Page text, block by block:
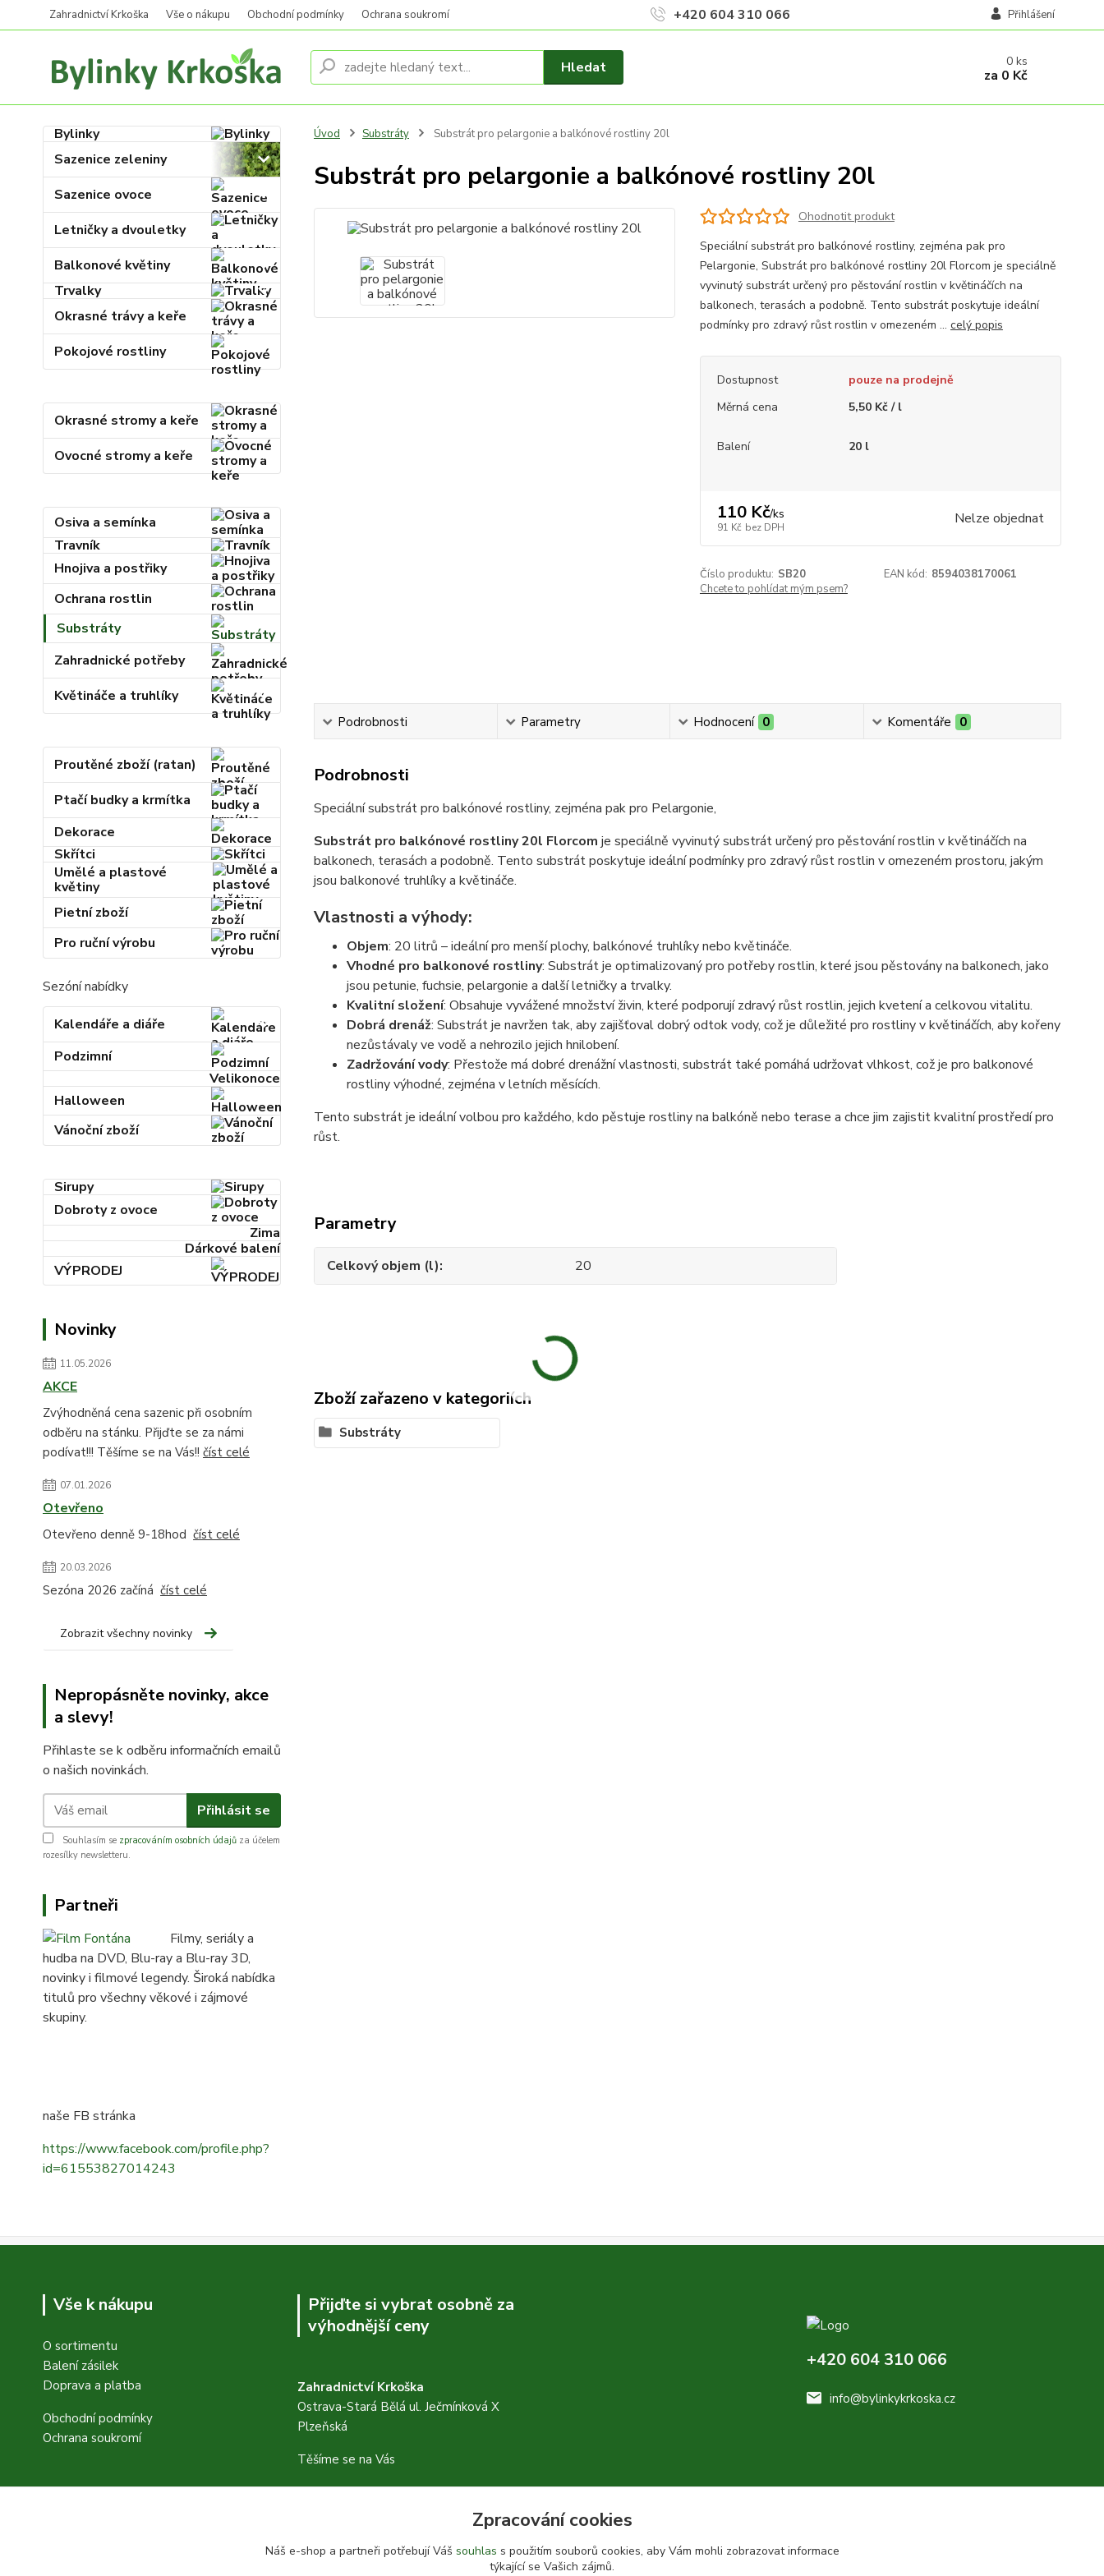
Zahradnictví Krkoška Vše o nákupu Obchodní podmínky Ochrana soukromí Přihlášení
Hledat
+420 604 310 066
0ks
za 0 Kč
Bylinky
Sazenice zeleniny
Sazenice ovoce
Letničky a dvouletky
Balkonové květiny
Trvalky
Okrasné trávy a keře
Pokojové rostliny
Okrasné stromy a keře
Ovocné stromy a keře
Osiva a semínka
Travník
Hnojiva a postřiky
Ochrana rostlin
Substráty
Zahradnické potřeby
Květináče a truhlíky
Proutěné zboží (ratan)
Ptačí budky a krmítka
Dekorace
Skřítci
Umělé a plastové
květiny
Pietní zboží
Pro ruční výrobu
Sezóní nabídky
Kalendáře a diáře
Podzimní
Velikonoce
Halloween
Vánoční zboží
Sirupy
Dobroty z ovoce
Zima
Dárkové balení
VÝPRODEJ
Novinky
11.05.2026
AKCE
Zvýhodněná cena sazenic při osobním
odběru na stánku. Přijďte se za námi
podívat!!! Těšíme se na Vás!! číst celé
07.01.2026
Otevřeno
Otevřeno denně 9-18hod číst celé
20.03.2026
Sezóna 2026 začíná číst celé
Zobrazit všechny novinky
Nepropásněte novinky, akce
a slevy!
Přihlaste se k odběru informačních emailů
o našich novinkách.
Přihlásit se
Souhlasím se zpracováním osobních údajů za účelem
rozesílky newsletteru.
Partneři
Filmy, seriály a
hudba na DVD, Blu-ray a Blu-ray 3D,
novinky i filmové legendy. Široká nabídka
titulů pro všechny věkové i zájmové
skupiny.
naše FB stránka
https://www.facebook.com/profile.php?
id=61553827014243
Úvod Substráty Substrát pro pelargonie a balkónové rostliny 20l
Substrát pro pelargonie a balkónové rostliny 20l
Ohodnotit produkt
Speciální substrát pro balkónové rostliny, zejména pak pro
Pelargonie, Substrát pro balkónové rostliny 20l Florcom je speciálně
vyvinutý substrát určený pro pěstování rostlin v květináčích na
balkonech, terasách a podobně. Tento substrát poskytuje ideální
podmínky pro zdravý růst rostlin v omezeném ... celý popis
Dostupnost
pouze na prodejně
Měrná cena
5,50 Kč / l
Balení 20 l
110 Kč/ks
91 Kč bez DPH Nelze objednat
Číslo produktu: SB20 EAN kód: 8594038170061
Chcete to pohlídat mým psem?
Podrobnosti Parametry Hodnocení 0 Komentáře 0
Podrobnosti
Speciální substrát pro balkónové rostliny, zejména pak pro Pelargonie,
Substrát pro balkónové rostliny 20l Florcom je speciálně vyvinutý substrát určený pro pěstování rostlin v květináčích na
balkonech, terasách a podobně. Tento substrát poskytuje ideální podmínky pro zdravý růst rostlin v omezeném prostoru, jakým
jsou balkonové truhlíky a květináče.
Vlastnosti a výhody:
Objem: 20 litrů – ideální pro menší plochy, balkónové truhlíky nebo květináče.
Vhodné pro balkonové rostliny: Substrát je optimalizovaný pro potřeby rostlin, které jsou pěstovány na balkonech, jako
jsou petunie, fuchsie, pelargonie a další letničky a trvalky.
Kvalitní složení: Obsahuje vyvážené množství živin, které podporují zdravý růst rostlin, jejich kvetení a celkovou vitalitu.
Dobrá drenáž: Substrát je navržen tak, aby zajišťoval dobrý odtok vody, což je důležité pro rostliny v květináčích, aby kořeny
nezůstávaly ve vodě a nehrozilo jejich hnilobení.
Zadržování vody: Přestože má dobré drenážní vlastnosti, substrát také pomáhá udržovat vlhkost, což je pro balkonové
rostliny výhodné, zejména v letních měsících.
Tento substrát je ideální volbou pro každého, kdo pěstuje rostliny na balkóně nebo terase a chce jim zajistit kvalitní prostředí pro
růst.
Parametry
Celkový objem (l) 20
Zboží zařazeno v kategoriích
Substráty
Vše k nákupu
O sortimentu
Balení zásilek
Doprava a platba
Obchodní podmínky
Ochrana soukromí
Přijďte si vybrat osobně za
výhodnější ceny
Zahradnictví Krkoška
Ostrava-Stará Bělá ul. Ječmínková X
Plzeňská
Těšíme se na Vás
https://www.facebook.com/profile.php?
+420 604 310 066
info@bylinkykrkoska.cz
Zpracování cookies
Náš e-shop a partneři potřebují Váš souhlas s použitím souborů cookies, aby Vám mohli zobrazovat informace
týkající se Vašich zájmů.